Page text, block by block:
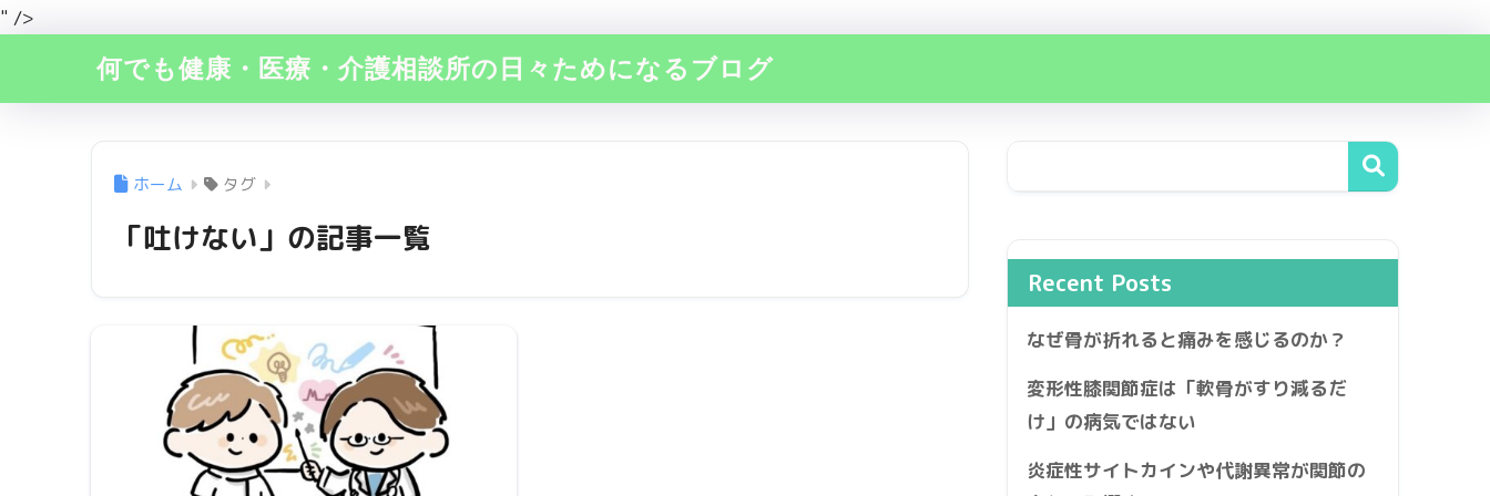
" />
何でも健康・医療・介護相談所の日々ためになるブログ
ホーム タグ
「吐けない」の記事一覧
Recent Posts
なぜ骨が折れると痛みを感じるのか？
変形性膝関節症は「軟骨がすり減るだ
け」の病気ではない
炎症性サイトカインや代謝異常が関節の